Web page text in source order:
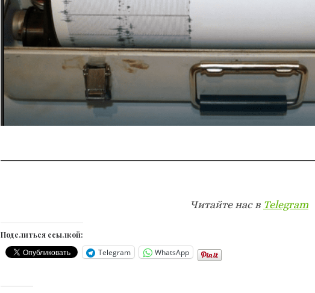
Читайте нас в Telegram
Поделиться ссылкой:
Telegram WhatsApp